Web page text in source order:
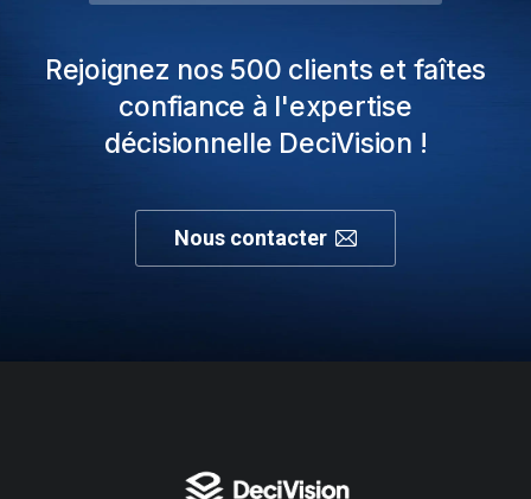
Rejoignez nos 500 clients et faîtes
confiance à l'expertise
décisionnelle DeciVision !
Nous contacter